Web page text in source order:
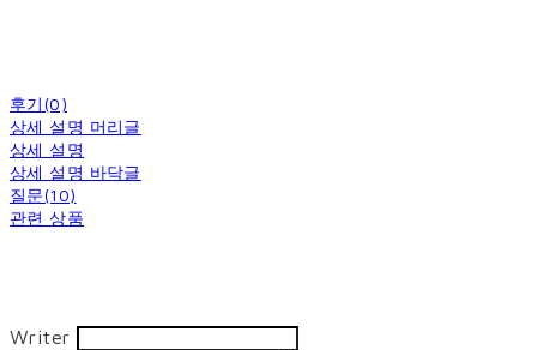
후기(0)
상세 설명 머리글
상세 설명
상세 설명 바닥글
질문(10)
관련 상품
Writer